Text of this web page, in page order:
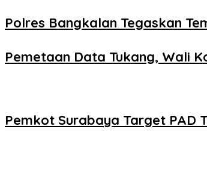
Polres Bangkalan Tegaskan
Pemetaan Data Tukang, Wali
Pemkot Surabaya Target PAD